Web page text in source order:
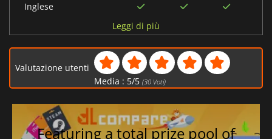
Inglese
brasiliano
Francese
Portoghese
Leggi di più
Valutazione utenti
Media : 5/5 (30Voti)
Featuring a total prize pool of